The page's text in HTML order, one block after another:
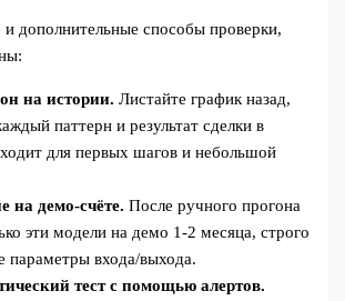
и дополнительные способы проверки,
на истории. Листайте график назад,
паттерн и результат сделки в
для первых шагов и небольшой
на демо‑счёте. После ручного прогона
эти модели на демо 1-2 месяца, строго
параметры входа/выхода.
тест с помощью алертов.